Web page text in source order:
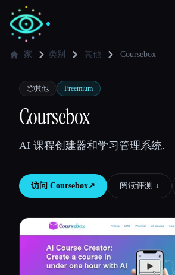
✍️写作者
💻
比较工具
家 类别 其他 Coursebox
📦其他 Freemium
Coursebox
AI 课程创建器和学习管理系统.
访问 Coursebox↗︎ 阅读评测 ↓︎